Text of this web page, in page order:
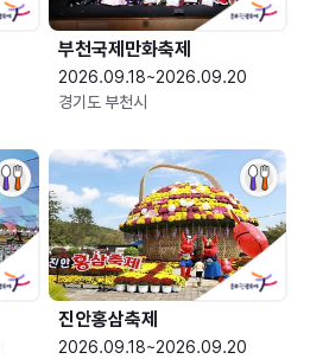
부천국제만화축제
2026.09.18~2026.09.20
경기도 부천시
진안홍삼축제
2026.09.18~2026.09.20